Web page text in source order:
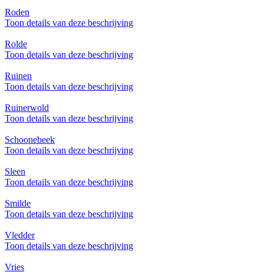
Roden
Toon details van deze beschrijving
Rolde
Toon details van deze beschrijving
Ruinen
Toon details van deze beschrijving
Ruinerwold
Toon details van deze beschrijving
Schoonebeek
Toon details van deze beschrijving
Sleen
Toon details van deze beschrijving
Smilde
Toon details van deze beschrijving
Vledder
Toon details van deze beschrijving
Vries